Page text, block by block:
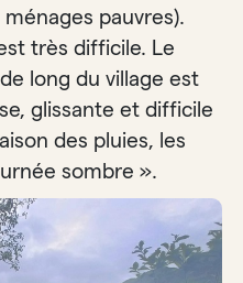
pauvres).
très difficile. Le
long du village est
glissante et difficile
des pluies, les
sombre ».